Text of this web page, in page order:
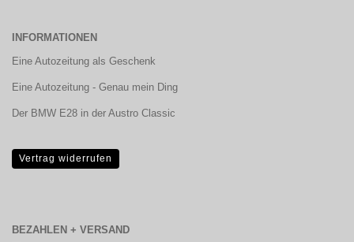
INFORMATIONEN
Eine Autozeitung als Geschenk
Eine Autozeitung - Genau mein Ding
Der BMW E28 in der Austro Classic
Vertrag widerrufen
BEZAHLEN + VERSAND